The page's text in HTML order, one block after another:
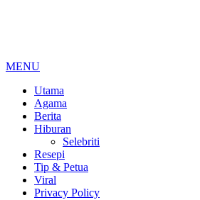
MENU
Utama
Agama
Berita
Hiburan
Selebriti
Resepi
Tip & Petua
Viral
Privacy Policy